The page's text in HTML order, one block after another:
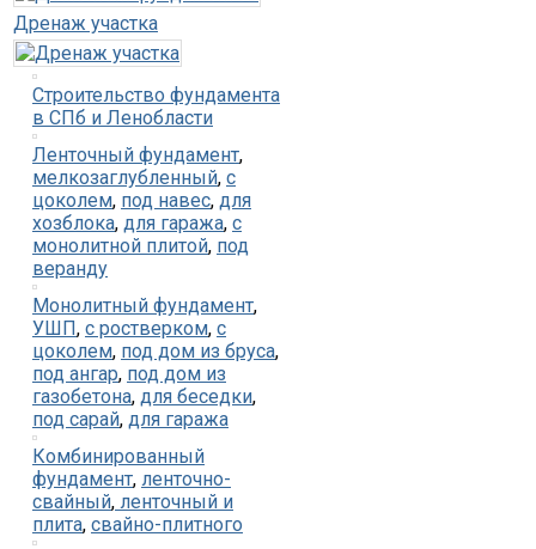
Дренаж участка
Строительство фундамента
в СПб и Ленобласти
Ленточный фундамент,
мелкозаглубленный, с
цоколем, под навес, для
хозблока, для гаража, с
монолитной плитой, под
веранду
Монолитный фундамент,
УШП, с ростверком, с
цоколем, под дом из бруса,
под ангар, под дом из
газобетона, для беседки,
под сарай, для гаража
Комбинированный
фундамент, ленточно-
свайный, ленточный и
плита, свайно-плитного